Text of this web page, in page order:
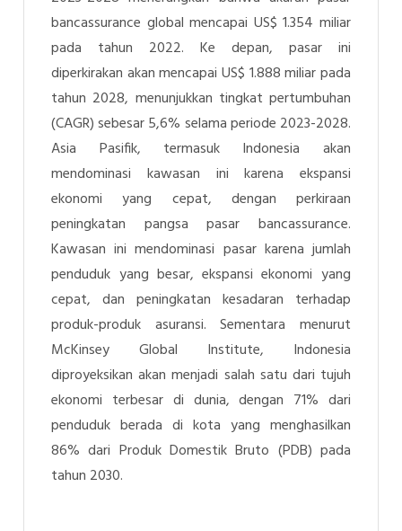
bancassurance global mencapai US$ 1.354 miliar
pada tahun 2022. Ke depan, pasar ini
diperkirakan akan mencapai US$ 1.888 miliar pada
tahun 2028, menunjukkan tingkat pertumbuhan
(CAGR) sebesar 5,6% selama periode 2023-2028.
Asia Pasifik, termasuk Indonesia akan
mendominasi kawasan ini karena ekspansi
ekonomi yang cepat, dengan perkiraan
peningkatan pangsa pasar bancassurance.
Kawasan ini mendominasi pasar karena jumlah
penduduk yang besar, ekspansi ekonomi yang
cepat, dan peningkatan kesadaran terhadap
produk-produk asuransi. Sementara menurut
McKinsey Global Institute, Indonesia
diproyeksikan akan menjadi salah satu dari tujuh
ekonomi terbesar di dunia, dengan 71% dari
penduduk berada di kota yang menghasilkan
86% dari Produk Domestik Bruto (PDB) pada
tahun 2030.